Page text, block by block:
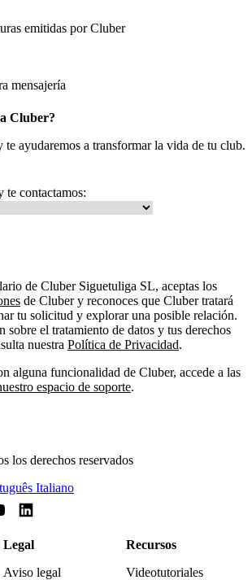
emitidas por Cluber
mensajería
Cluber?
te ayudaremos a transformar la vida de tu club.
te contactamos:
de Cluber Siguetuliga SL, aceptas los
de Cluber y reconoces que Cluber tratará
tu solicitud y explorar una posible relación.
sobre el tratamiento de datos y tus derechos
nuestra Política de Privacidad.
alguna funcionalidad de Cluber, accede a las
espacio de soporte.
los derechos reservados
Italiano
Legal
Aviso legal
Recursos
Videotutoriales